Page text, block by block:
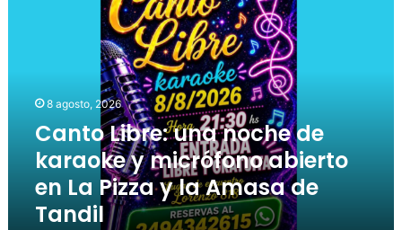
8 agosto, 2026
Canto Libre: una noche de
karaoke y micrófono abierto
en La Pizza y la Amasa de
Tandil